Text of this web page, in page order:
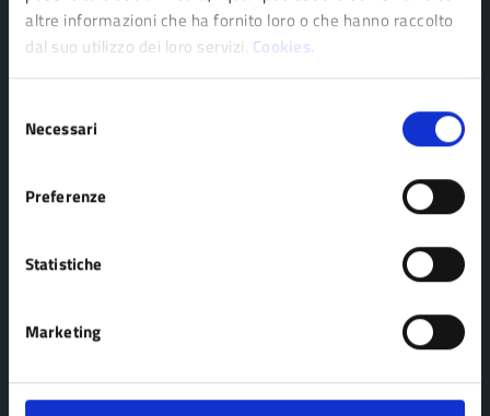
altre informazioni che ha fornito loro o che hanno raccolto
dal suo utilizzo dei loro servizi. Cookies.
delNecessari
Preferenze
Statistiche
Marketing
Organi di governo
Personale amministrativo
Politici
Enti e fondazioni
Aree amministrative
CATEGORIE DI SERVIZIO
Ambiente
Anagrafe e stato civile
Salute, benessere e